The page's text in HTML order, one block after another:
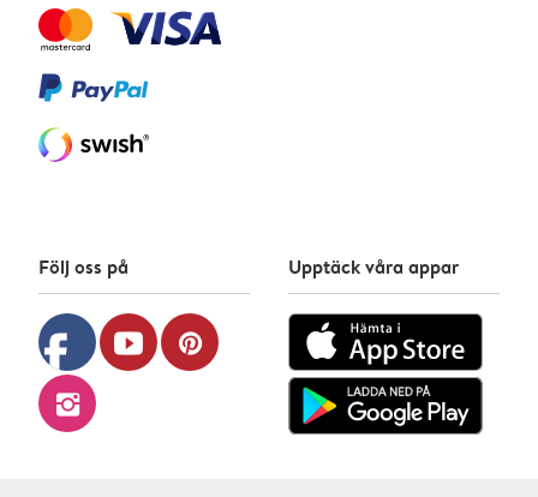
Följ oss på
facebook youtube pinterest
instagram
Upptäck våra appar